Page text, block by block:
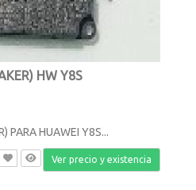
HW Y8S
PARA HUAWEI Y8S...
Ver precio y existencia